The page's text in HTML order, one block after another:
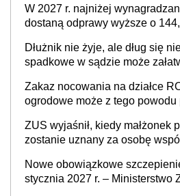
W 2027 r. najniżej
dostaną odprawy wyższe o
Dłużnik nie żyje, ale dług się
spadkowe w sądzie może
Zakaz nocowania na działce
ogrodowe może z tego powodu
dzierżawę)?
ZUS wyjaśnił, kiedy małżonek
zostanie uznany za osobę
Nowe obowiązkowe
stycznia 2027 r. – Ministerstwo